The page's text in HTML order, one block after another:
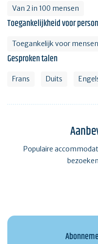
Van 2 in 100 mensen
Toegankelijkheid voor
Toegankelijk voor
Gesproken talen
Frans Duits
Populaire